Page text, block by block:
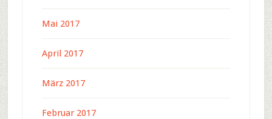
Mai 2017
April 2017
März 2017
Februar 2017